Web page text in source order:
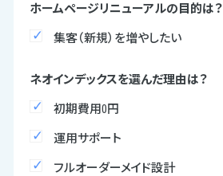
ホームページリニューアルの目的は？
集客（新規）を増やしたい
ネオインデックスを選んだ理由は？
初期費用0円
運用サポート
フルオーダーメイド設計